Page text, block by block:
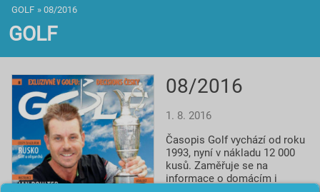
08/2016
1. 8. 2016
Časopis Golf vychází od roku
1993, nyní v nákladu 12 000
kusů. Zaměřuje se na
informace o domácím i
GOLF » 08/2016
GOLF